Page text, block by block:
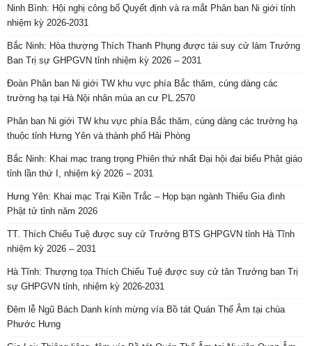
Ninh Bình: Hội nghị công bố Quyết định và ra mắt Phân ban Ni giới tỉnh
nhiệm kỳ 2026-2031
Bắc Ninh: Hòa thượng Thích Thanh Phụng được tái suy cử làm Trưởng
Ban Trị sự GHPGVN tỉnh nhiệm kỳ 2026 – 2031
Đoàn Phân ban Ni giới TW khu vực phía Bắc thăm, cúng dàng các
trường hạ tại Hà Nội nhân mùa an cư PL.2570
Phân ban Ni giới TW khu vực phía Bắc thăm, cúng dàng các trường hạ
thuộc tỉnh Hưng Yên và thành phố Hải Phòng
Bắc Ninh: Khai mạc trang trọng Phiên thứ nhất Đại hội đại biểu Phật giáo
tỉnh lần thứ I, nhiệm kỳ 2026 – 2031
Hưng Yên: Khai mạc Trại Kiền Trắc – Họp bạn ngành Thiếu Gia đình
Phật tử tỉnh năm 2026
TT. Thích Chiếu Tuệ được suy cử Trưởng BTS GHPGVN tỉnh Hà Tĩnh
nhiệm kỳ 2026 – 2031
Hà Tĩnh: Thượng tọa Thích Chiếu Tuệ được suy cử tân Trưởng ban Trị
sự GHPGVN tỉnh, nhiệm kỳ 2026-2031
Đêm lễ Ngũ Bách Danh kính mừng vía Bồ tát Quán Thế Âm tại chùa
Phước Hưng